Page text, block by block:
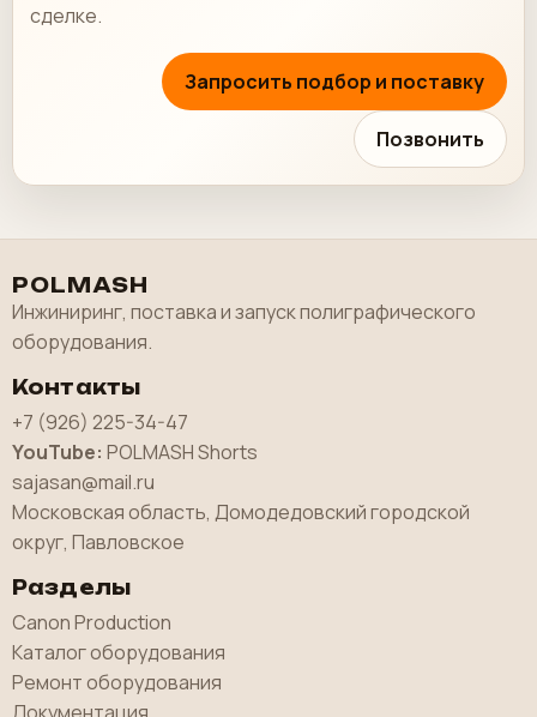
сделке.
Запросить подбор и поставку
Позвонить
POLMASH
Инжиниринг, поставка и запуск полиграфического
оборудования.
Контакты
+7 (926) 225-34-47
YouTube: POLMASH Shorts
sajasan@mail.ru
Московская область, Домодедовский городской
округ, Павловское
Разделы
Canon Production
Каталог оборудования
Ремонт оборудования